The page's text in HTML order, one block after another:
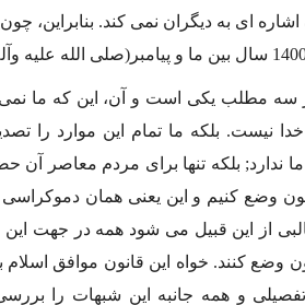
اشاره اى به دیگران نمى كند. بنابراین،
سه مطلب یكى است و آن، این كه ما نمى
ما ندارد; بلكه تنها براى مردم معاصر
وضع كنیم و این یعنى همان
از این قبیل مى شود همه در جهت این
وضع كنند. خواه این قانون موافق
و همه جانبه این شبهات را